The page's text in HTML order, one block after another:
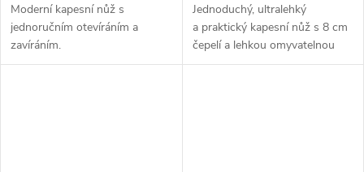
Moderní kapesní nůž s
jednoručním otevíráním a
zavíráním.
Jednoduchý, ultralehký
a praktický kapesní nůž s 8 cm
čepelí a lehkou omyvatelnou
rukojetí v černé barvě.